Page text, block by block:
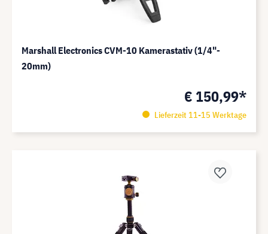
Marshall Electronics CVM-10 Kamerastativ (1/4"-
20mm)
€ 150,99*
Lieferzeit 11-15 Werktage